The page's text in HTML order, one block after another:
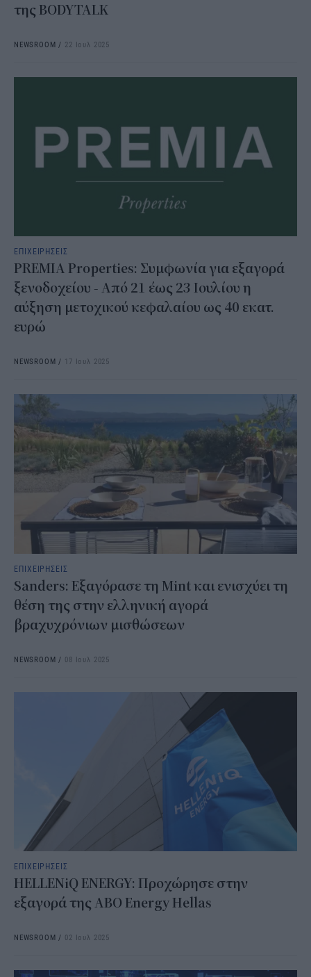
της BODYTALK
NEWSROOM / 22 Ιουλ 2025
ΕΠΙΧΕΙΡΗΣΕΙΣ
PREMIA Properties: Συμφωνία για εξαγορά
ξενοδοχείου - Από 21 έως 23 Ιουλίου η
αύξηση μετοχικού κεφαλαίου ως 40 εκατ.
ευρώ
NEWSROOM / 17 Ιουλ 2025
ΕΠΙΧΕΙΡΗΣΕΙΣ
Sanders: Εξαγόρασε τη Mint και ενισχύει τη
θέση της στην ελληνική αγορά
βραχυχρόνιων μισθώσεων
NEWSROOM / 08 Ιουλ 2025
ΕΠΙΧΕΙΡΗΣΕΙΣ
HELLENiQ ENERGY: Προχώρησε στην
εξαγορά της ABO Energy Hellas
NEWSROOM / 02 Ιουλ 2025